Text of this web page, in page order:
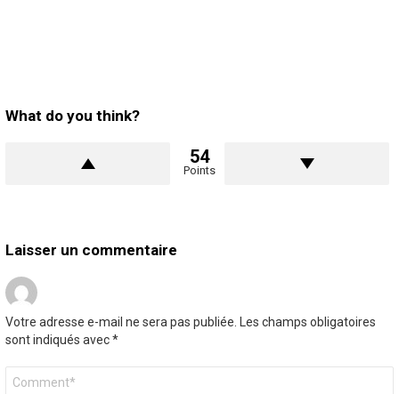
What do you think?
54
Points
Laisser un commentaire
Votre adresse e-mail ne sera pas publiée. Les champs obligatoires
sont indiqués avec*